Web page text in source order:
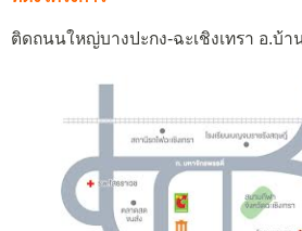
ติดถนนใหญ่บางปะกง-ฉะเชิงเทรา อ.บ้า